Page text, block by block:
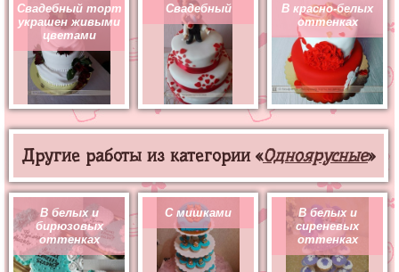
Свадебный торт
украшен живыми
цветами
Свадебный
В красно-белых
оттенках
Другие работы из категории «Одноярусные»
В белых и
бирюзовых
оттенках
С мишками
В белых и
сиреневых
оттенках